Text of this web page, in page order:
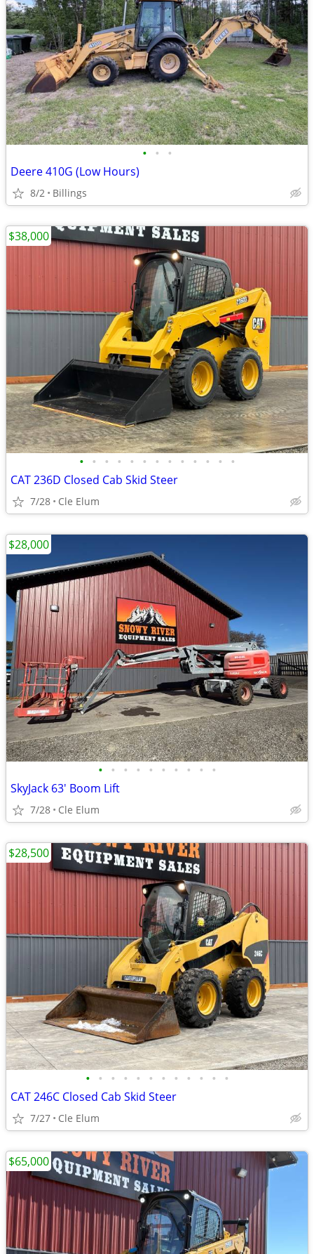
• • •
Deere 410G (Low Hours)
8/2 Billings
• • • • • • • • • • • • •
CAT 236D Closed Cab Skid Steer
7/28 Cle Elum
$38,000
• • • • • • • • • •
SkyJack 63' Boom Lift
7/28 Cle Elum
$28,000
• • • • • • • • • • • •
CAT 246C Closed Cab Skid Steer
7/27 Cle Elum
$28,500
$65,000